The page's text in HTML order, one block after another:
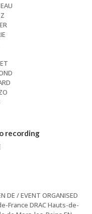
recording
DE / EVENT ORGANISED
France DRAC Hauts-de-